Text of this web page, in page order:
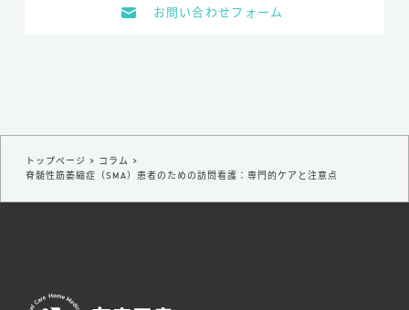
お問い合わせフォーム
トップページ > コラム >
脊髄性筋萎縮症（SMA）患者のための訪問看護：専門的ケアと注意点